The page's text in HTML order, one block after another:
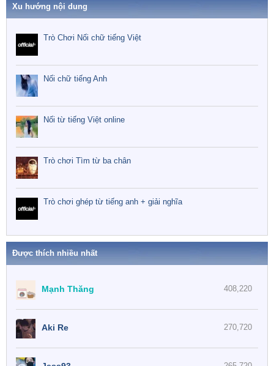
Xu hướng nội dung
Trò Chơi Nối chữ tiếng Việt
Nối chữ tiếng Anh
Nối từ tiếng Việt online
Trò chơi Tìm từ ba chân
Trò chơi ghép từ tiếng anh + giải nghĩa
Được thích nhiều nhất
408,220
Mạnh Thăng
270,720
Aki Re